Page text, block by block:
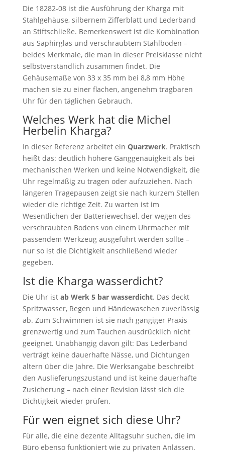
Die 18282-08 ist die Ausführung der Kharga mit
Stahlgehäuse, silbernem Zifferblatt und Lederband
an Stiftschließe. Bemerkenswert ist die Kombination
aus Saphirglas und verschraubtem Stahlboden –
beides Merkmale, die man in dieser Preisklasse nicht
selbstverständlich zusammen findet. Die
Gehäusemaße von 33 x 35 mm bei 8,8 mm Höhe
machen sie zu einer flachen, angenehm tragbaren
Uhr für den täglichen Gebrauch.
Welches Werk hat die Michel
Herbelin Kharga?
In dieser Referenz arbeitet ein Quarzwerk. Praktisch
heißt das: deutlich höhere Ganggenauigkeit als bei
mechanischen Werken und keine Notwendigkeit, die
Uhr regelmäßig zu tragen oder aufzuziehen. Nach
längeren Tragepausen zeigt sie nach kurzem Stellen
wieder die richtige Zeit. Zu warten ist im
Wesentlichen der Batteriewechsel, der wegen des
verschraubten Bodens von einem Uhrmacher mit
passendem Werkzeug ausgeführt werden sollte –
nur so ist die Dichtigkeit anschließend wieder
gegeben.
Ist die Kharga wasserdicht?
Die Uhr ist ab Werk 5 bar wasserdicht. Das deckt
Spritzwasser, Regen und Händewaschen zuverlässig
ab. Zum Schwimmen ist sie nach gängiger Praxis
grenzwertig und zum Tauchen ausdrücklich nicht
geeignet. Unabhängig davon gilt: Das Lederband
verträgt keine dauerhafte Nässe, und Dichtungen
altern über die Jahre. Die Werksangabe beschreibt
den Auslieferungszustand und ist keine dauerhafte
Zusicherung – nach einer Revision lässt sich die
Dichtigkeit wieder prüfen.
Für wen eignet sich diese Uhr?
Für alle, die eine dezente Alltagsuhr suchen, die im
Büro ebenso funktioniert wie zu privaten Anlässen.